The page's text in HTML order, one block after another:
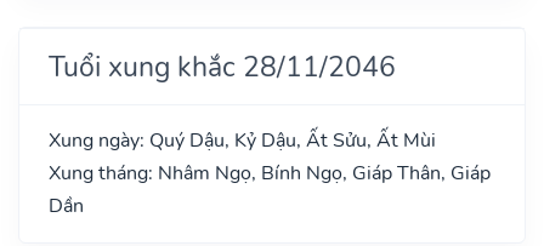
Tuổi xung khắc 28/11/2046
Xung ngày: Quý Dậu, Kỷ Dậu, Ất Sửu, Ất Mùi
Xung tháng: Nhâm Ngọ, Bính Ngọ, Giáp Thân, Giáp
Dần